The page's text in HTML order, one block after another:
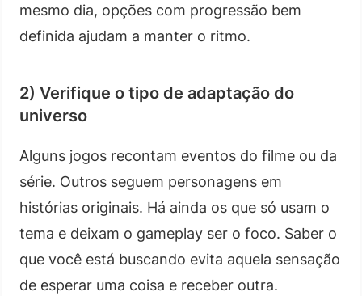
mesmo dia, opções com progressão bem
definida ajudam a manter o ritmo.
2) Verifique o tipo de adaptação do
universo
Alguns jogos recontam eventos do filme ou da
série. Outros seguem personagens em
histórias originais. Há ainda os que só usam o
tema e deixam o gameplay ser o foco. Saber o
que você está buscando evita aquela sensação
de esperar uma coisa e receber outra.